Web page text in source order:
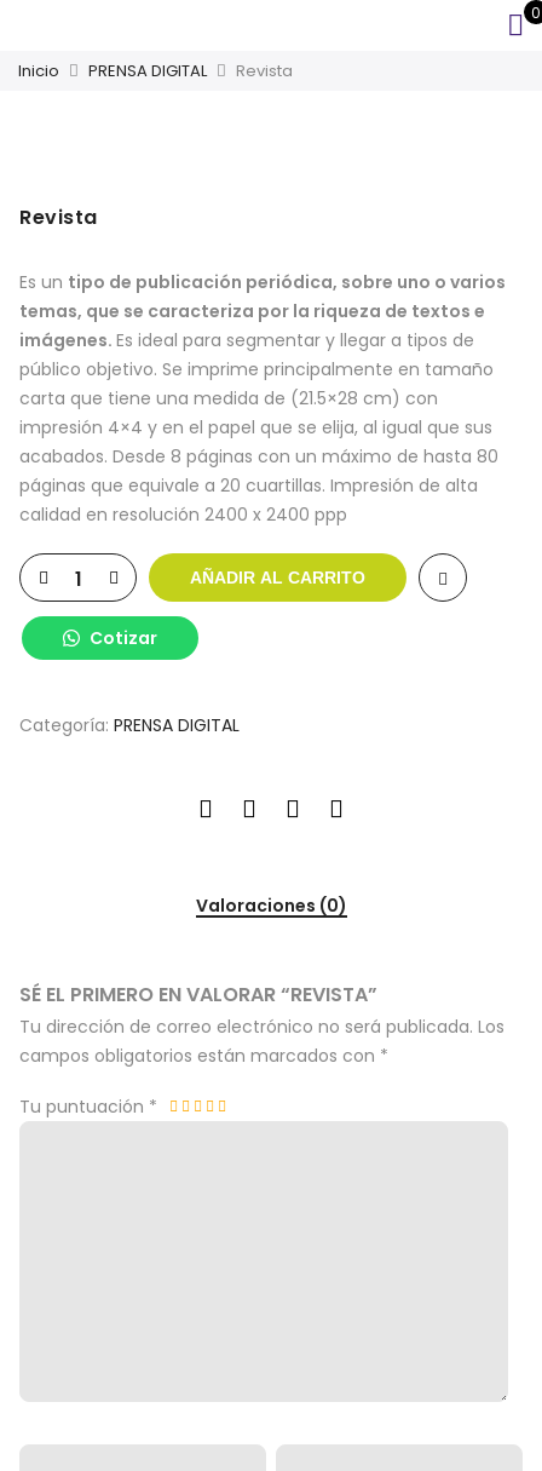
0
Inicio PRENSA DIGITAL Revista
Revista
Es un tipo de publicación periódica, sobre uno o varios
temas, que se caracteriza por la riqueza de textos e
imágenes. Es ideal para segmentar y llegar a tipos de
público objetivo. Se imprime principalmente en tamaño
carta que tiene una medida de (21.5×28 cm) con
impresión 4×4 y en el papel que se elija, al igual que sus
acabados. Desde 8 páginas con un máximo de hasta 80
páginas que equivale a 20 cuartillas. Impresión de alta
calidad en resolución 2400 x 2400 ppp
AÑADIR AL CARRITO
Cotizar
Categoría: PRENSA DIGITAL
Valoraciones (0)
SÉ EL PRIMERO EN VALORAR “REVISTA”
Tu dirección de correo electrónico no será publicada. Los
campos obligatorios están marcados con *
Tu puntuación *